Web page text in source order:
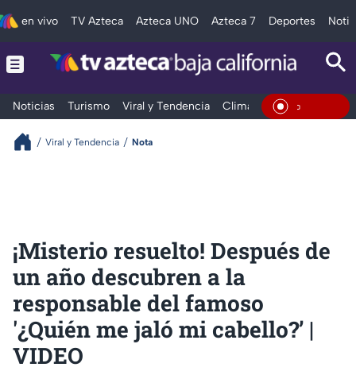
en vivo TV Azteca Azteca UNO Azteca 7 Deportes
Noticias Turismo Viral y Tendencia Clima Deportes En Vivo
Viral y Tendencia Nota
¡Misterio resuelto! Después de
un año descubren a la
responsable del famoso
'¿Quién me jaló mi cabello?’ |
VIDEO